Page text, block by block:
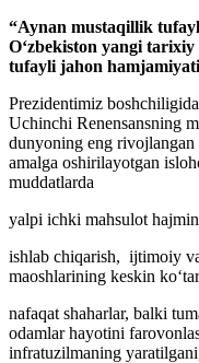
“Aynan mustaqillik
Oʻzbekiston yangi
tufayli jahon
Prezidentimiz
Uchinchi Renensansning
dunyoning eng rivojlangan
amalga oshirilayotgan
muddatlarda
yalpi ichki mahsulot
ishlab chiqarish, ijtimoiy
maoshlarining keskin
nafaqat shaharlar, balki
odamlar hayotini
infratuzilmaning